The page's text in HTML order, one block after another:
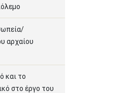
αρχαίου
και το
στο έργο του